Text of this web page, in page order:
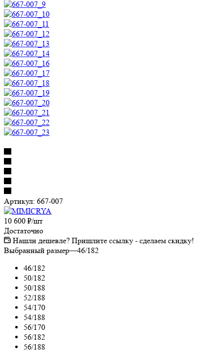
Артикул: 667-007
10 600 ₽/шт
Достаточно
Нашли дешевле? Пришлите ссылку - сделаем скидку!
Выбранный размер—46/182
46/182
50/182
50/188
52/188
54/170
54/188
56/170
56/182
56/188